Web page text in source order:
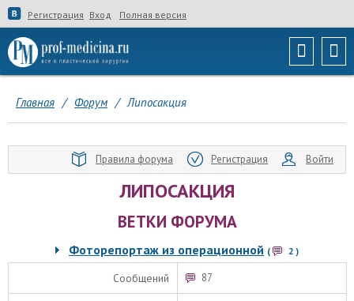
Регистрация Вход Полная версия
Главная / Форум / Липосакция
Правила форума Регистрация Войти
ЛИПОСАКЦИЯ
ВЕТКИ ФОРУМА
Фоторепортаж из операционной ( 2 )
Сообщений 87